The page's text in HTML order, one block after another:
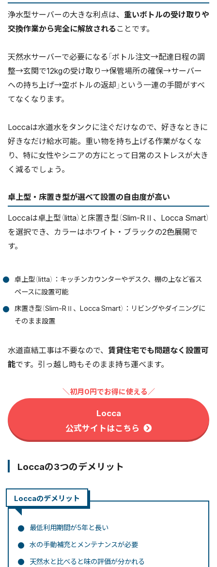
JIS S
2019に基
づく除去物
質
遊離残留塩素、濁り、クロロホルム、ブ
ロモジクロロメタン、ジブロモクロロメ
タン、ブロモホルム、シス-1,2-ジクロロ
チレン、テトラクロロエチレン、トリク
ロロエチレン、ベンゼン、総トリハロメ
タン、CAT、2-MIB、溶解性鉛、陰イオ
ン界面活性剤、フェノール類、ジェオス
その他の除
去物質
トリクロロエタン、水銀、1,2-ジブロ
モ-3-クロロプロパン、ダイアジノン、
エチルベンゼン、キシレン、トルエン、
ジクロロアセトニトリル
浄水型サーバーの大きな利点は、 重いボトルの受け取りや
交換作業から完全に解放される ことです。
天然水サーバーで必要になる「ボトル注文→配達日程の調
整→玄関で12kgの受け取り→保管場所の確保→サーバー
への持ち上げ→空ボトルの返却」という一連の手間がすべ
てなくなります。
Loccaは水道水をタンクに注ぐだけなので、好きなときに
好きなだけ給水可能。重い物を持ち上げる作業がなくな
り、特に女性やシニアの方にとって日常のストレスが大き
く減るでしょう。
卓上型・床置き型が選べて設置の自由度が高い
Loccaは卓上型（litta）と床置き型（Slim-RⅡ、Locca Smart）
を選択でき、カラーはホワイト・ブラックの2色展開で
す。
卓上型（litta）：キッチンカウンターやデスク、棚の上など省ス
ペースに設置可能
床置き型（Slim-RⅡ、Locca Smart）：リビングやダイニングに
そのまま設置
水道直結工事は不要なので、 賃貸住宅でも問題なく設置可
能です。引っ越し時もそのまま持ち運べます。
＼初月0円でお得に使える／
Locca
公式サイトはこちら
Loccaの3つのデメリット
Loccaのデメリット
最低利用期間が5年と長い
水の手動補充とメンテナンスが必要
天然水と比べると味の評価が分かれる